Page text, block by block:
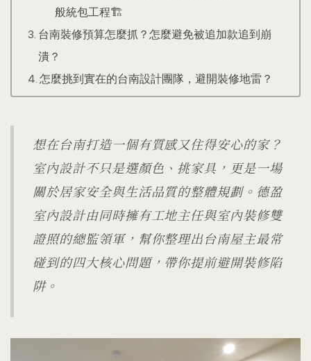
般統包工程🏗️
台南裝修預算怎麼抓？怎麼避免被追加款追到崩
潰？
怎麼挑到實在的台南設計團隊，避開裝修地雷？
想在台南打造一個有質感又住得安心的家？
室內設計不只是選顏色、挑家具，更是一場
關於居家安全與生活品質的整體規劃。德盈
室內設計由同時擁有工地主任與室內裝修雙
證照的總監領軍，幫你整理出台南屋主最常
碰到的四大核心問題，帶你提前避開裝修陷
阱。